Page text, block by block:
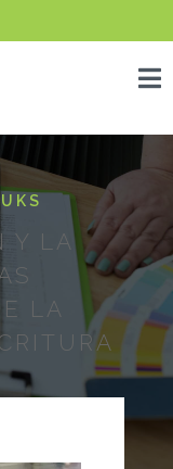

Y LA
LA